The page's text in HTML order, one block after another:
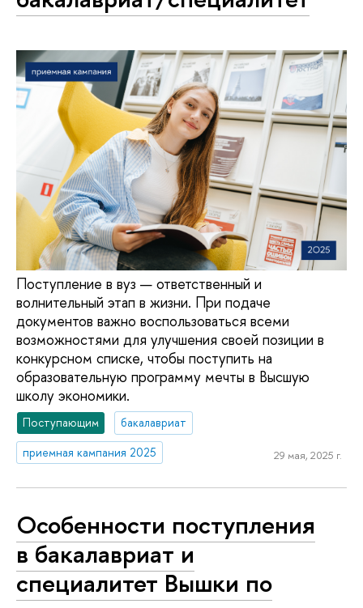
Поступление в вуз — ответственный и
волнительный этап в жизни. При подаче
документов важно воспользоваться всеми
возможностями для улучшения своей позиции в
конкурсном списке, чтобы поступить на
образовательную программу мечты в Высшую
школу экономики.
Поступающим
бакалавриат
приемная кампания 2025
29 мая, 2025 г.
Особенности поступления
в бакалавриат и
специалитет Вышки по